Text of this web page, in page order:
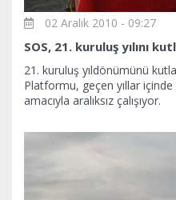
02 Aralık 2010 - 09:27
SOS, 21. kuruluş yılını
21. kuruluş yıldönümünü
Platformu, geçen yıllar
amacıyla aralıksız çalışıyor.